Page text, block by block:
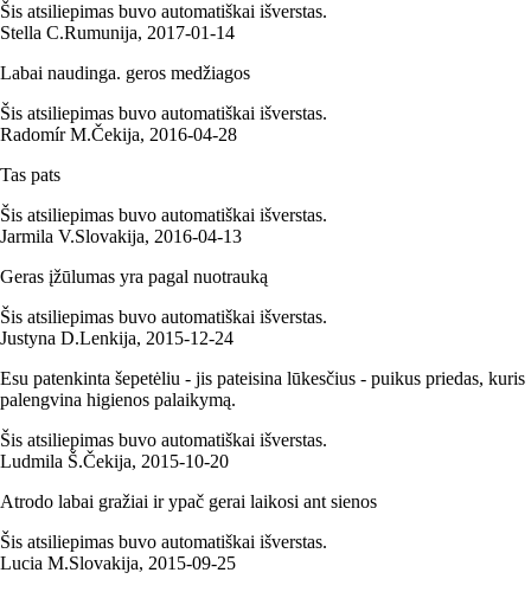
Šis atsiliepimas buvo automatiškai išverstas.
Stella C.Rumunija, 2017‑01‑14
Labai naudinga. geros medžiagos
Šis atsiliepimas buvo automatiškai išverstas.
Radomír M.Čekija, 2016‑04‑28
Tas pats
Šis atsiliepimas buvo automatiškai išverstas.
Jarmila V.Slovakija, 2016‑04‑13
Geras įžūlumas yra pagal nuotrauką
Šis atsiliepimas buvo automatiškai išverstas.
Justyna D.Lenkija, 2015‑12‑24
Esu patenkinta šepetėliu - jis pateisina lūkesčius - puikus priedas, kuris
palengvina higienos palaikymą.
Šis atsiliepimas buvo automatiškai išverstas.
Ludmila Š.Čekija, 2015‑10‑20
Atrodo labai gražiai ir ypač gerai laikosi ant sienos
Šis atsiliepimas buvo automatiškai išverstas.
Lucia M.Slovakija, 2015‑09‑25